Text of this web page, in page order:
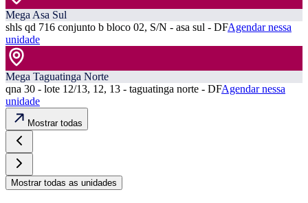
Mega Asa Sul
shls qd 716 conjunto b bloco 02, S/N - asa sul - DFAgendar nessa
unidade
Mega Taguatinga Norte
qna 30 - lote 12/13, 12, 13 - taguatinga norte - DFAgendar nessa
unidade
Mostrar todas
Mostrar todas as unidades